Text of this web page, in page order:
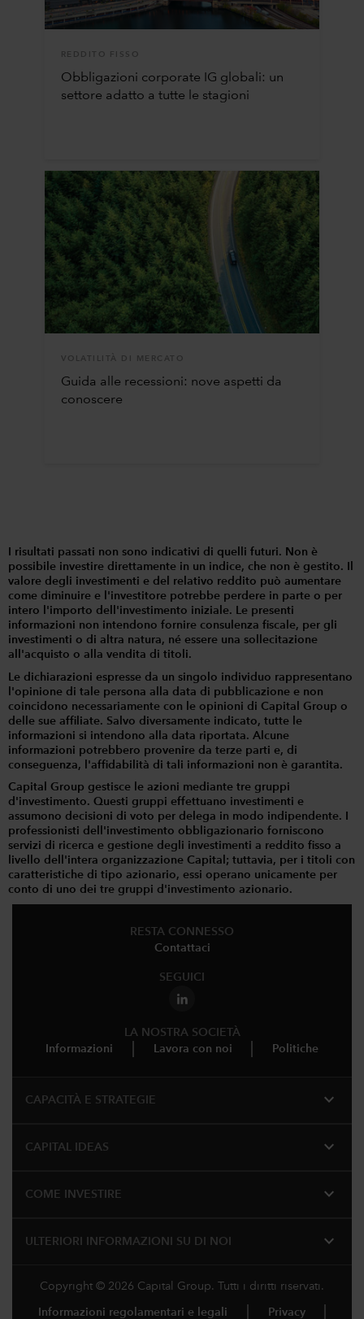
REDDITO FISSO
Obbligazioni corporate IG globali: un
settore adatto a tutte le stagioni
VOLATILITÀ DI MERCATO
Guida alle recessioni: nove aspetti da
conoscere
I risultati passati non sono indicativi di quelli futuri. Non è
possibile investire direttamente in un indice, che non è gestito. Il
valore degli investimenti e del relativo reddito può aumentare
come diminuire e l'investitore potrebbe perdere in parte o per
intero l'importo dell'investimento iniziale. Le presenti
informazioni non intendono fornire consulenza fiscale, per gli
investimenti o di altra natura, né essere una sollecitazione
all'acquisto o alla vendita di titoli.
Le dichiarazioni espresse da un singolo individuo rappresentano
l'opinione di tale persona alla data di pubblicazione e non
coincidono necessariamente con le opinioni di Capital Group o
delle sue affiliate. Salvo diversamente indicato, tutte le
informazioni si intendono alla data riportata. Alcune
informazioni potrebbero provenire da terze parti e, di
conseguenza, l'affidabilità di tali informazioni non è garantita.
Capital Group gestisce le azioni mediante tre gruppi
d'investimento. Questi gruppi effettuano investimenti e
assumono decisioni di voto per delega in modo indipendente. I
professionisti dell'investimento obbligazionario forniscono
servizi di ricerca e gestione degli investimenti a reddito fisso a
livello dell'intera organizzazione Capital; tuttavia, per i titoli con
caratteristiche di tipo azionario, essi operano unicamente per
conto di uno dei tre gruppi d'investimento azionario.
RESTA CONNESSO
Contattaci
SEGUICI
LA NOSTRA SOCIETÀ
Informazioni
Lavora con noi Politiche
CAPACITÀ E STRATEGIE expand_more
CAPITAL IDEAS expand_more
COME INVESTIRE expand_more
ULTERIORI INFORMAZIONI SU DI NOI expand_more
Copyright © 2026 Capital Group. Tutti i diritti riservati.
Informazioni regolamentari e legali Privacy